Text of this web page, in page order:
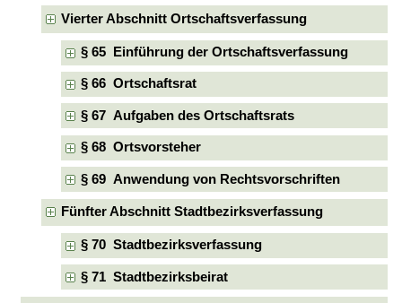
Vierter Abschnitt Ortschaftsverfassung
§ 65 Einführung der Ortschaftsverfassung
§ 66 Ortschaftsrat
§ 67 Aufgaben des Ortschaftsrats
§ 68 Ortsvorsteher
§ 69 Anwendung von Rechtsvorschriften
Fünfter Abschnitt Stadtbezirksverfassung
§ 70 Stadtbezirksverfassung
§ 71 Stadtbezirksbeirat